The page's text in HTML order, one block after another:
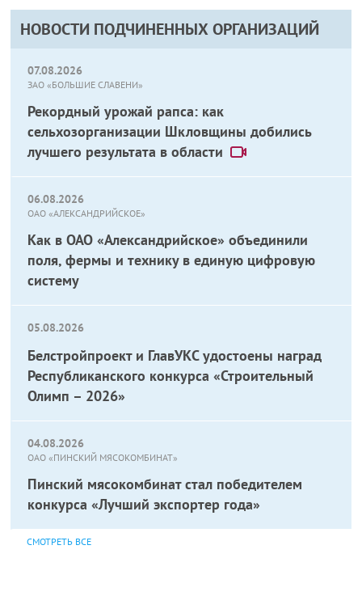
НОВОСТИ ПОДЧИНЕННЫХ ОРГАНИЗАЦИЙ
07.08.2026
ЗАО «БОЛЬШИЕ СЛАВЕНИ»
Рекордный урожай рапса: как
сельхозорганизации Шкловщины добились
лучшего результата в области
06.08.2026
ОАО «АЛЕКСАНДРИЙСКОЕ»
Как в ОАО «Александрийское» объединили
поля, фермы и технику в единую цифровую
систему
05.08.2026
Белстройпроект и ГлавУКС удостоены наград
Республиканского конкурса «Строительный
Олимп – 2026»
04.08.2026
ОАО «ПИНСКИЙ МЯСОКОМБИНАТ»
Пинский мясокомбинат стал победителем
конкурса «Лучший экспортер года»
СМОТРЕТЬ ВСЕ